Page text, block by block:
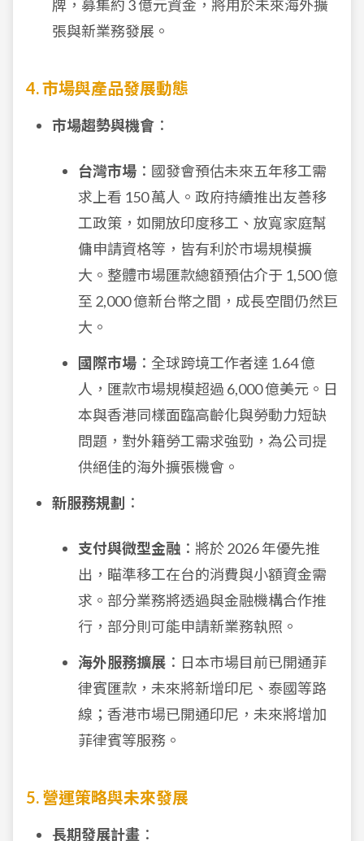
牌，募集約 3 億元資金，將用於未來海外擴
張與新業務發展。
4. 市場與產品發展動態
市場趨勢與機會 ：
台灣市場 ：國發會預估未來五年移工需
求上看 150 萬人。政府持續推出友善移
工政策，如開放印度移工、放寬家庭幫
傭申請資格等，皆有利於市場規模擴
大。整體市場匯款總額預估介于 1,500 億
至 2,000 億新台幣之間，成長空間仍然巨
大。
國際市場 ：全球跨境工作者達 1.64 億
人，匯款市場規模超過 6,000 億美元。日
本與香港同樣面臨高齡化與勞動力短缺
問題，對外籍勞工需求強勁，為公司提
供絕佳的海外擴張機會。
新服務規劃 ：
支付與微型金融 ：將於 2026 年優先推
出，瞄準移工在台的消費與小額資金需
求。部分業務將透過與金融機構合作推
行，部分則可能申請新業務執照。
海外服務擴展 ：日本市場目前已開通菲
律賓匯款，未來將新增印尼、泰國等路
線；香港市場已開通印尼，未來將增加
菲律賓等服務。
5. 營運策略與未來發展
長期發展計畫 ：